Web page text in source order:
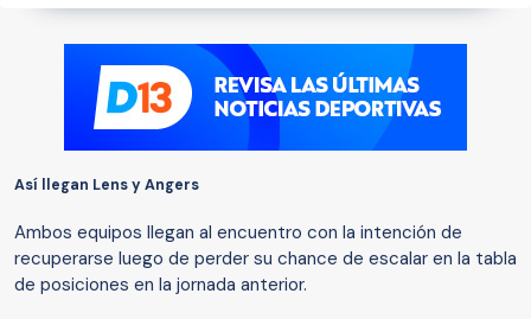
Así llegan Lens y Angers
Ambos equipos llegan al encuentro con la intención de
recuperarse luego de perder su chance de escalar en la tabla
de posiciones en la jornada anterior.